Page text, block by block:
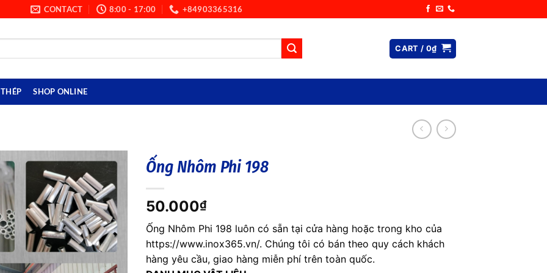
CONTACT 8:00 - 17:00 +84903365316
CART / 0₫
THÉP SHOP ONLINE
Ống Nhôm Phi 198
50.000₫
Ống Nhôm Phi 198 luôn có sẵn tại cửa hàng hoặc trong kho của
https://www.inox365.vn/. Chúng tôi có bán theo quy cách khách
hàng yêu cầu, giao hàng miễn phí trên toàn quốc.